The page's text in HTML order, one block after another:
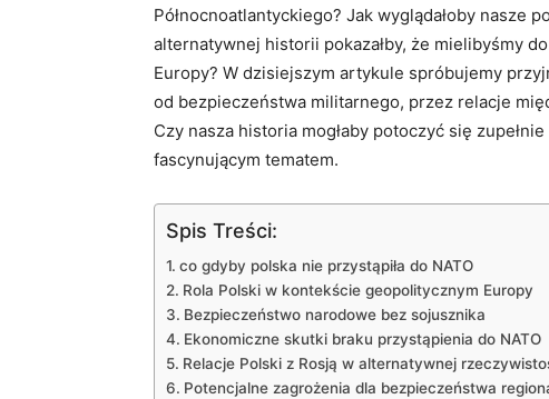
Północnoatlantyckiego? Jak wyglądałoby nasze
alternatywnej historii‍ pokazałby, że mielibyśmy
Europy? W dzisiejszym artykule spróbujemy
od bezpieczeństwa‌ militarnego, przez relacje
Czy nasza historia mogłaby potoczyć się
fascynującym tematem.
Spis Treści:
co gdyby polska nie przystąpiła⁣ do NATO
Rola Polski w kontekście geopolitycznym Europy
Bezpieczeństwo narodowe ⁤bez sojusznika
Ekonomiczne​ skutki braku przystąpienia do NATO
Relacje Polski z Rosją w alternatywnej
Potencjalne​ zagrożenia dla bezpieczeństwa